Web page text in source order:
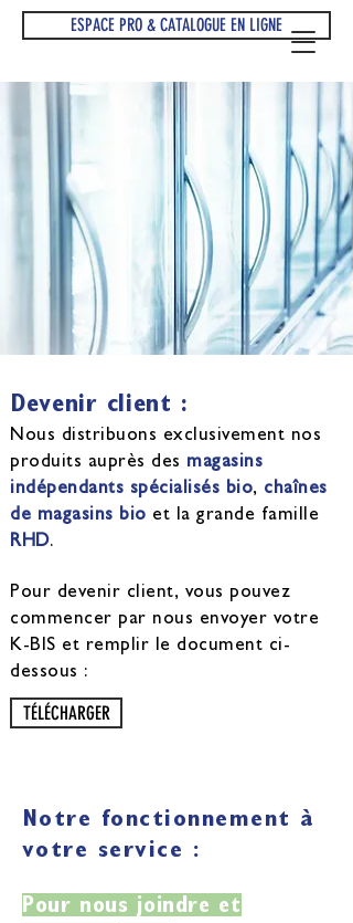
ESPACE PRO & CATALOGUE EN LIGNE
Devenir client :
Nous distribuons exclusivement nos
produits auprès des magasins
indépendants spécialisés bio, chaînes
de magasins bio et la grande famille
RHD.
Pour devenir client, vous pouvez
commencer par nous envoyer votre
K-BIS et remplir le document ci-
dessous :
TÉLÉCHARGER
Notre fonctionnement à
votre service :
Pour nous joindre et